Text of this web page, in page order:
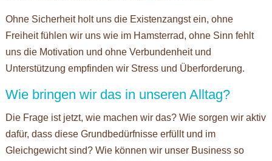
Ohne Sicherheit holt uns die Existenzangst ein, ohne
Freiheit fühlen wir uns wie im Hamsterrad, ohne Sinn fehlt
uns die Motivation und ohne Verbundenheit und
Unterstützung empfinden wir Stress und Überforderung.
Wie bringen wir das in unseren Alltag?
Die Frage ist jetzt, wie machen wir das? Wie sorgen wir aktiv
dafür, dass diese Grundbedürfnisse erfüllt und im
Gleichgewicht sind? Wie können wir unser Business so